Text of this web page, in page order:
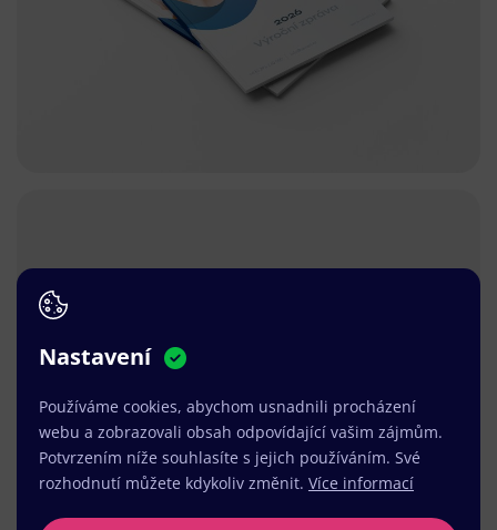
Nastavení
Používáme cookies, abychom usnadnili procházení
webu a zobrazovali obsah odpovídající vašim zájmům.
Potvrzením níže souhlasíte s jejich používáním. Své
rozhodnutí můžete kdykoliv změnit. Více informací